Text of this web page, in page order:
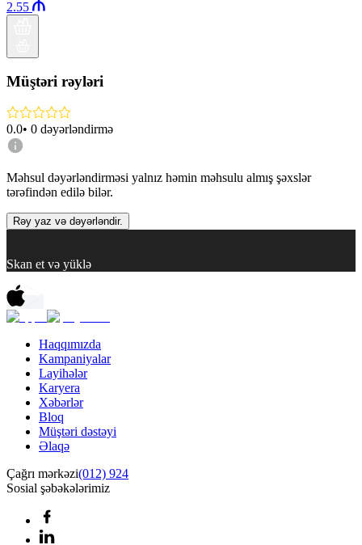
2.55
Müştəri rəyləri
0.0• 0 dəyərləndirmə
Məhsul dəyərləndirməsi yalnız həmin məhsulu almış şəxslər
tərəfindən edilə bilər.
Rəy yaz və dəyərləndir.
Skan et və yüklə
Haqqımızda
Kampaniyalar
Layihələr
Karyera
Xəbərlər
Bloq
Müştəri dəstəyi
Əlaqə
Çağrı mərkəzi(012) 924
Sosial şəbəkələrimiz